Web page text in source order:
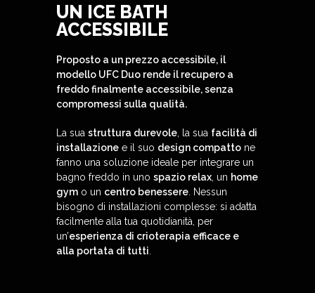
UN ICE BATH
ACCESSIBILE
Proposto a un prezzo accessibile, il
modello UFC Duo rende ilrecupero a
freddofinalmente accessibile, senza
compromessi sulla qualità.
La suastruttura durevole , la sua facilità di
installazione e il suo design compatto ne
fanno una soluzione ideale per integrare un
bagno freddo in unospazio relax , un home
gym o un centro benessere . Nessun
bisogno di installazioni complesse: si adatta
facilmente alla tua quotidianità, per
un’esperienza di crioterapia efficace e
alla portata di tutti